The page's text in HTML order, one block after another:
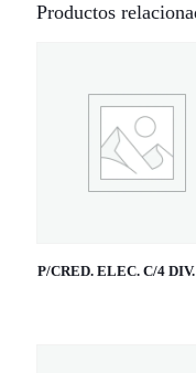
Productos
P/CRED. ELEC. C/4